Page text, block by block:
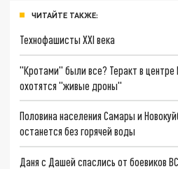
ЧИТАЙТЕ ТАКЖЕ:
Технофашисты XXI века
"Кротами" были все? Теракт в центре
охотятся "живые дроны"
Половина населения Самары и
останется без горячей воды
Даня с Дашей спаслись от боевиков